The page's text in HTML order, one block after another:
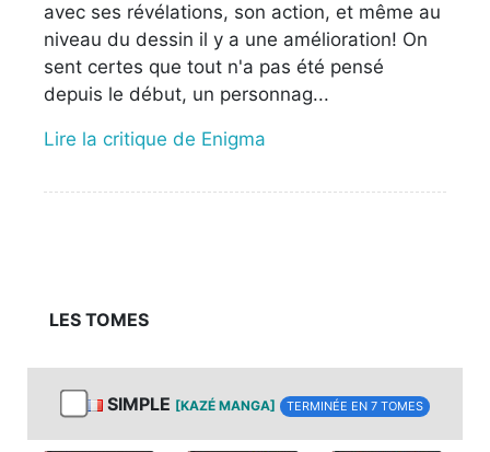
avec ses révélations, son action, et même au
niveau du dessin il y a une amélioration! On
sent certes que tout n'a pas été pensé
depuis le début, un personnag...
Lire la critique de Enigma
LES TOMES
SIMPLE [KAZÉ MANGA] TERMINÉE EN 7 TOMES